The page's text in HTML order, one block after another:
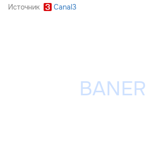
Источник Canal3